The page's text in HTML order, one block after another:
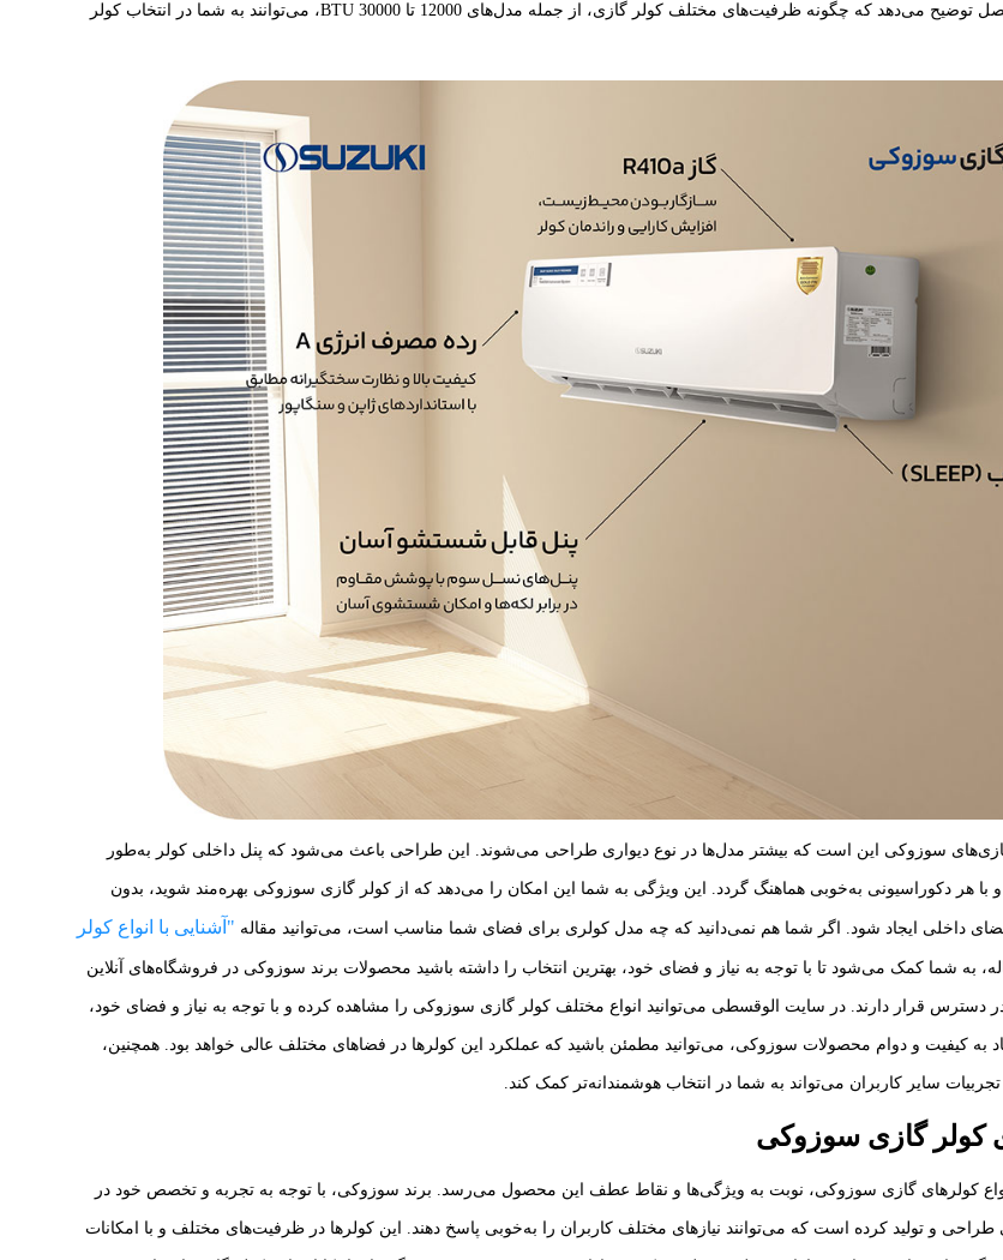
مراجعه کنید. این مقاله به‌طور مفصل توضیح می‌دهد که چگونه ظرفیت‌های مختلف کولر گازی، از جمله مدل‌های 12000 تا 30000 BTU، می‌توانند به شما در انتخاب کولر
سوزوکی این است که بیشتر مدل‌ها در نوع دیواری طراحی می‌شوند. این طراحی باعث می‌شود که پنل داخلی کولر به‌طور
هر دکوراسیونی به‌خوبی هماهنگ گردد. این ویژگی به شما این امکان را می‌دهد که از کولر گازی سوزوکی بهره‌مند شوید، بدون
فضای داخلی ایجاد شود. اگر شما هم نمی‌دانید که چه مدل کولری برای فضای شما مناسب است، می‌توانید مقاله "آشنایی با انواع کولر
به شما کمک می‌شود تا با توجه به نیاز و فضای خود، بهترین انتخاب را داشته باشید محصولات برند سوزوکی در فروشگاه‌های آنلاین
دسترس قرار دارند. در سایت الوقسطی می‌توانید انواع مختلف کولر گازی سوزوکی را مشاهده کرده و با توجه به نیاز و فضای خود،
به کیفیت و دوام محصولات سوزوکی، می‌توانید مطمئن باشید که عملکرد این کولرها در فضاهای مختلف عالی خواهد بود. همچنین،
سایر کاربران می‌تواند به شما در انتخاب هوشمندانه‌تر کمک کند.
کولر گازی سوزوکی
کولرهای گازی سوزوکی، نوبت به ویژگی‌ها و نقاط عطف این محصول می‌رسد. برند سوزوکی، با توجه به تجربه و تخصص خود در
طراحی و تولید کرده است که می‌توانند نیازهای مختلف کاربران را به‌خوبی پاسخ دهند. این کولرها در ظرفیت‌های مختلف و با امکانات